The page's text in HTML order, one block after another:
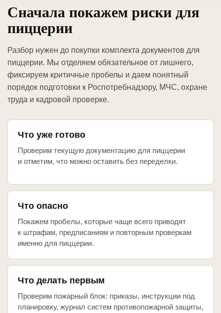
Сначала покажем риски для
пиццерии
Разбор нужен до покупки комплекта документов для
пиццерии. Мы отделяем обязательное от лишнего,
фиксируем критичные пробелы и даем понятный
порядок подготовки к Роспотребнадзору, МЧС, охране
труда и кадровой проверке.
Что уже готово
Проверим текущую документацию для пиццерии
и отметим, что можно оставить без переделки.
Что опасно
Покажем пробелы, которые чаще всего приводят
к штрафам, предписаниям и повторным проверкам
именно для пиццерии.
Что делать первым
Проверим пожарный блок: приказы, инструкции под
планировку, журнал систем противопожарной защиты,